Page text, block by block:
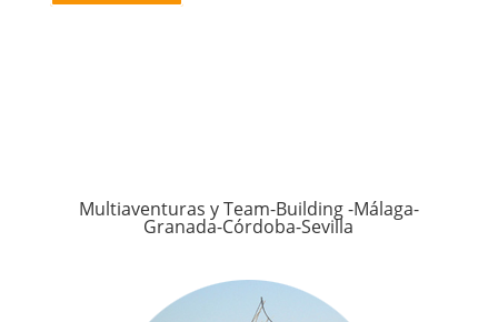
Multiaventuras y Team-Building -Málaga-
Granada-Córdoba-Sevilla